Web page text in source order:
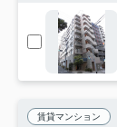
賃貸マンション